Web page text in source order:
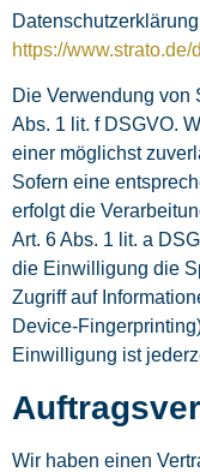
https://www.strato.de/
Die Verwendung von
Abs. 1 lit. f DSGVO.
einer möglichst
Sofern eine
erfolgt die
Art. 6 Abs. 1 lit. a
die Einwilligung die
Zugriff auf
Device-
Einwilligung ist
Wir haben einen